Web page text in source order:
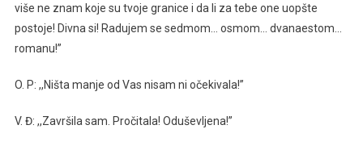
više ne znam koje su tvoje granice i da li za tebe one uopšte
postoje! Divna si! Radujem se sedmom… osmom… dvanaestom…
romanu!”
O. P: ,,Ništa manje od Vas nisam ni očekivala!”
V. Đ: ,,Završila sam. Pročitala! Oduševljena!”